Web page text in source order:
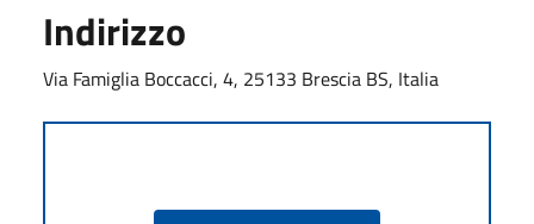
Indirizzo
Via Famiglia Boccacci, 4, 25133 Brescia BS, Italia